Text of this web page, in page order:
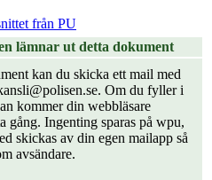
från PU
lämnar ut detta dokument
kan du skicka ett mail med
Om du fyller i
kommer din webbläsare
gång. Ingenting sparas på wpu,
skickas av din egen mailapp så
avsändare.